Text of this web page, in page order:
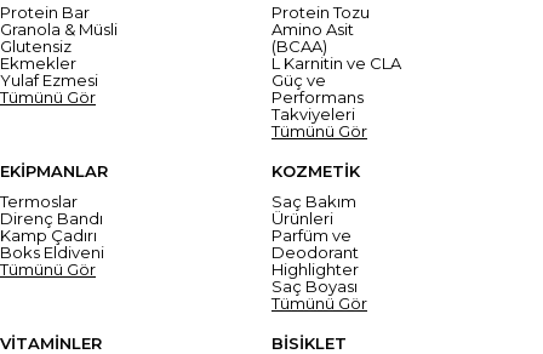
Protein Bar
Granola & Müsli
Glutensiz
Ekmekler
Yulaf Ezmesi
Tümünü Gör
Protein Tozu
Amino Asit
(BCAA)
L Karnitin ve CLA
Güç ve
Performans
Takviyeleri
Tümünü Gör
EKİPMANLAR
Termoslar
Direnç Bandı
Kamp Çadırı
Boks Eldiveni
Tümünü Gör
KOZMETİK
Saç Bakım
Ürünleri
Parfüm ve
Deodorant
Highlighter
Saç Boyası
Tümünü Gör
VİTAMİNLER
BİSİKLET